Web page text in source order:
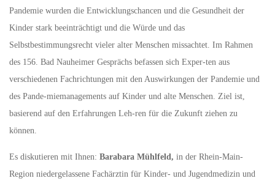
Pandemie wurden die Entwicklungschancen und die Gesundheit der
Kinder stark beeinträchtigt und die Würde und das
Selbstbestimmungsrecht vieler alter Menschen missachtet. Im Rahmen
des 156. Bad Nauheimer Gesprächs befassen sich Exper-ten aus
verschiedenen Fachrichtungen mit den Auswirkungen der Pandemie und
des Pande-miemanagements auf Kinder und alte Menschen. Ziel ist,
basierend auf den Erfahrungen Leh-ren für die Zukunft ziehen zu
können.
Es diskutieren mit Ihnen: Barabara Mühlfeld, in der Rhein-Main-
Region niedergelassene Fachärztin für Kinder- und Jugendmedizin und